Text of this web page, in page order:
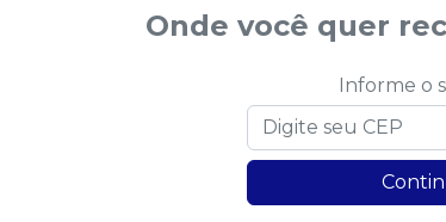
Onde você quer
Informe o